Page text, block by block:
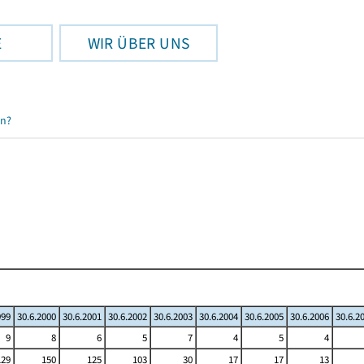
WIR ÜBER UNS
30.6.2000 30.6.2001 30.6.2002 30.6.2003 30.6.2004 30.6.2005 30.6.2006
9 8 6 5 7 4 5
4
150 125 103 30 17 17
13